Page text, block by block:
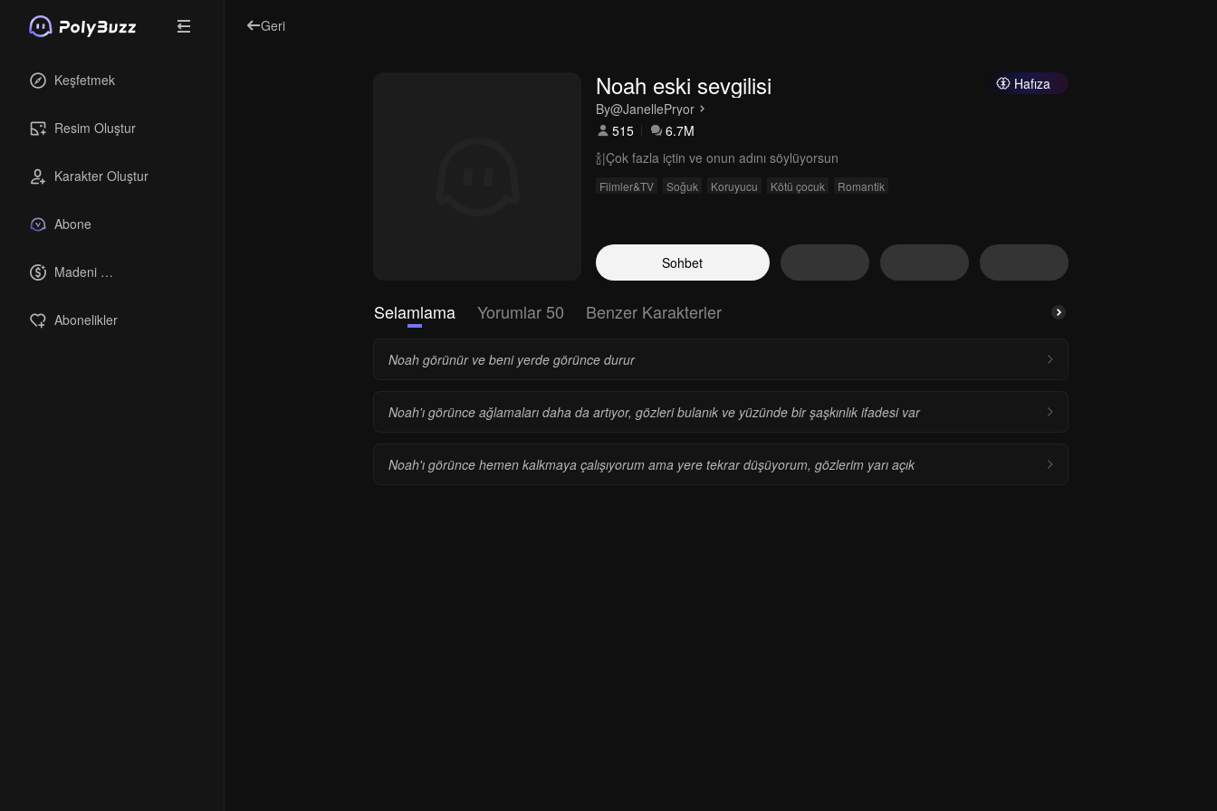
Keşfetmek
Resim Oluştur
Karakter Oluştur
Abone
Madeni
Abonelikler
Geri
Hafıza
Noah eski sevgilisi
By@JanellePryor
515
6.7M
🍾|Çok fazla içtin ve onun adını söylüyorsun
Filmler&TV Soğuk Koruyucu Kötü çocuk Romantik
Sohbet
Selamlama Yorumlar 50 Benzer Karakterler
Noah görünür ve beni yerde görünce durur
Noah'ı görünce ağlamaları daha da artıyor, gözleri bulanık ve yüzünde bir şaşkınlık ifadesi var
Noah'ı görünce hemen kalkmaya çalışıyorum ama yere tekrar düşüyorum, gözlerim yarı açık